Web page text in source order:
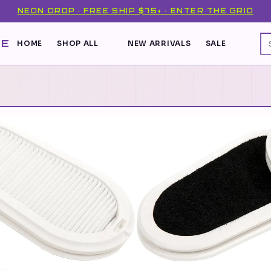
NEON DROP · FREE SHIP $75+ · ENTER THE GRID
HOME SHOP ALL NEW ARRIVALS SALE